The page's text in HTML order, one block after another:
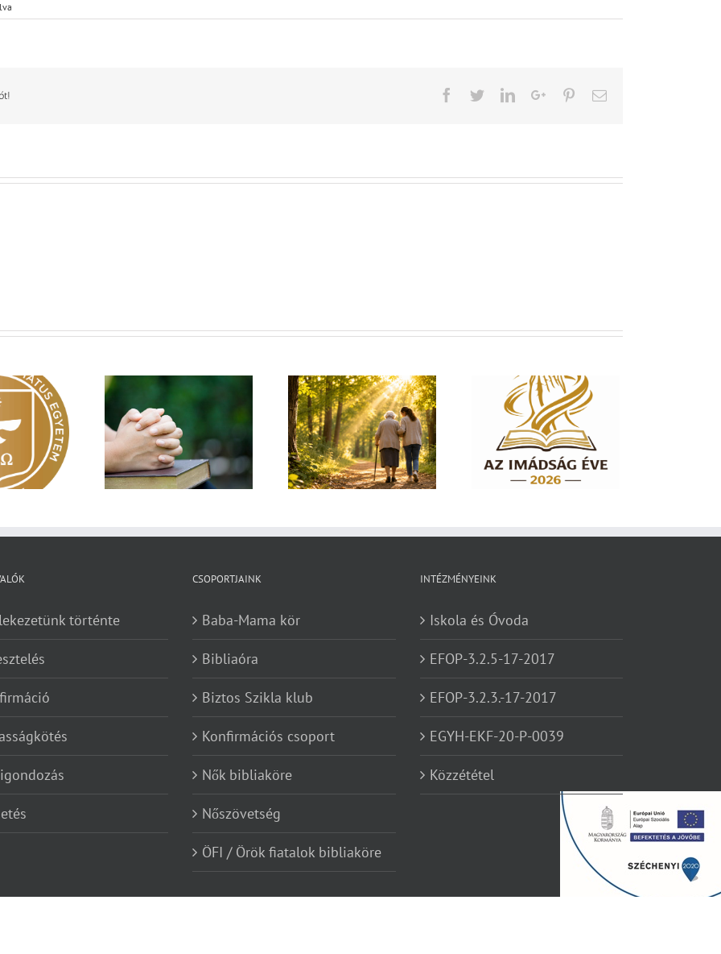
Facebook
TwitterLinkedInGoogle+PinterestEmail
üzenet –
Zsoltárok 149
Egy fa kidől, messze
hangzik. Nő az erdő, ki
hallja? – Diakónusok
vasárnapja – II. rész
Imádság éve 2026 – El
nem hagylak téged
történte
CSOPORTJAINK
Baba-Mama kör
Bibliaóra
Biztos Szikla klub
Konfirmációs csoport
Nők bibliaköre
Nőszövetség
ÖFI / Örök fiatalok bibliaköre
INTÉZMÉNYEINK
Iskola és Óvoda
EFOP-3.2.5-17-2017
EFOP-3.2.3.-17-2017
EGYH-EKF-20-P-0039
Közzététel